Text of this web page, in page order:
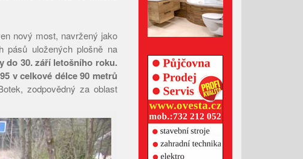
Leden 2026
Prosinec 2025
Říjen 2025
Září 2025
Srpen 2025
Červenec 2025
Červen 2025
Květen 2025
nový most, navržený jako
pásů uložených plošně na
do 30. září letošního roku.
v celkové délce 90 metrů
zodpovědný za oblast